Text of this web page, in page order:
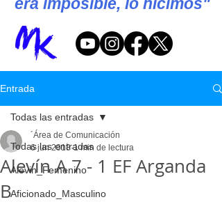
Entrada
Todas las entradas
Alevin_Femenino
Aficionado_Masculino
Todas las entradas
Alevín A 7 - 1 EF Arganda
B
´Área de Comunicación
6 jun 2018 1 min de lectura